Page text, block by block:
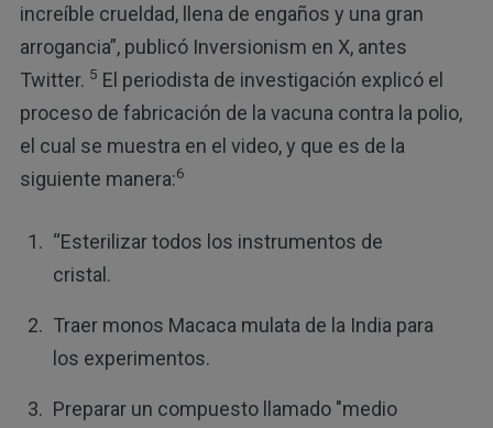
increíble crueldad, llena de engaños y una gran
arrogancia”, publicó Inversionism en X, antes
Twitter. 5 El periodista de investigación explicó el
proceso de fabricación de la vacuna contra la polio,
el cual se muestra en el video, y que es de la
siguiente manera:6
“Esterilizar todos los instrumentos de
cristal.
Traer monos Macaca mulata de la India para
los experimentos.
Preparar un compuesto llamado "medio